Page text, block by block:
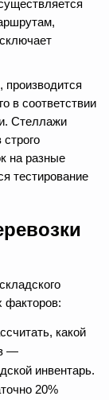
производится
в соответствии
Стеллажи
на разные
тестирование
факторов:
какой
—
инвентарь.
20%